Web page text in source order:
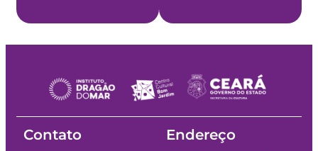
Contato Endereço